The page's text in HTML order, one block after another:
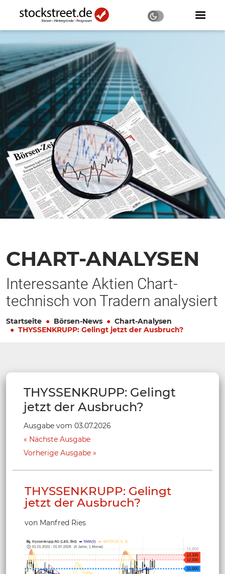
CHART-ANALYSEN
Interessante Aktien Chart-
technisch von Tradern analysiert
Startseite Börsen-News
Chart-Analysen
THYSSENKRUPP: Gelingt jetzt der Ausbruch?
THYSSENKRUPP: Gelingt
jetzt der Ausbruch?
Ausgabe vom 03.07.2026
Nächste Ausgabe
Vorherige Ausgabe
THYSSENKRUPP: Gelingt
jetzt der Ausbruch?
von Manfred Ries